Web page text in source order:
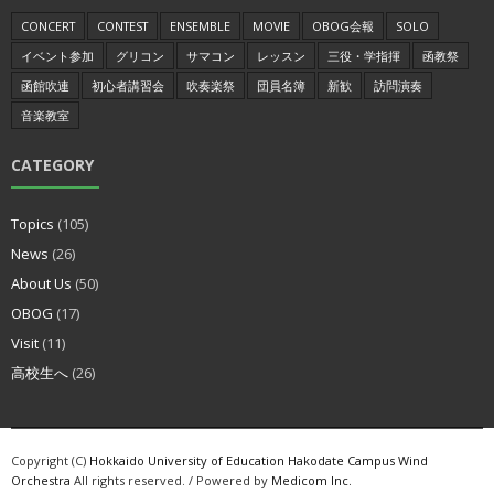
CONCERT CONTEST ENSEMBLE MOVIE OBOG会報
SOLO
イベント参加
グリコン サマコン レッスン 三役・学指揮
函教祭
函館吹連
初心者講習会 吹奏楽祭 団員名簿 新歓
訪問演奏
音楽教室
CATEGORY
Topics (105)
News (26)
About Us (50)
OBOG (17)
Visit (11)
高校生へ (26)
Copyright (C) Hokkaido University of Education Hakodate Campus Wind
Orchestra All rights reserved. / Powered by Medicom Inc.